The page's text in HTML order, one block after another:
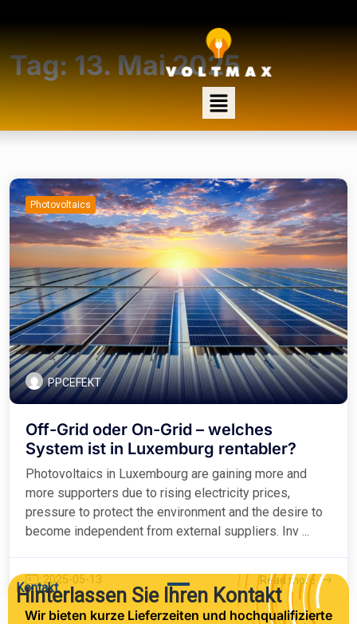
Tag:13. Mai 2025
Photovoltaics
PPCEFEKT
Off-Grid oder On-Grid – welches
System ist in Luxemburg rentabler?
Photovoltaics in Luxembourg are gaining more and
more supporters due to rising electricity prices,
pressure to protect the environment and the desire to
become independent from external suppliers. Inv ...
2025-05-13 Read more
Kontakt
Hinterlassen Sie Ihren Kontakt
Wir bieten kurze Lieferzeiten und hochqualifizierte